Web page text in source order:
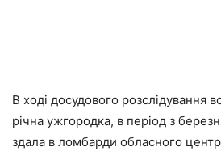
В ході досудового розслідування
річна ужгородка, в період з
здала в ломбарди обласного